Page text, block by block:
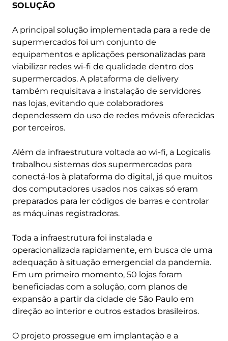
SOLUÇÃO
A principal solução implementada para a rede de
supermercados foi um conjunto de
equipamentos e aplicações personalizadas para
viabilizar redes wi-fi de qualidade dentro dos
supermercados. A plataforma de delivery
também requisitava a instalação de servidores
nas lojas, evitando que colaboradores
dependessem do uso de redes móveis oferecidas
por terceiros.
Além da infraestrutura voltada ao wi-fi, a Logicalis
trabalhou sistemas dos supermercados para
conectá-los à plataforma do digital, já que muitos
dos computadores usados nos caixas só eram
preparados para ler códigos de barras e controlar
as máquinas registradoras.
Toda a infraestrutura foi instalada e
operacionalizada rapidamente, em busca de uma
adequação à situação emergencial da pandemia.
Em um primeiro momento, 50 lojas foram
beneficiadas com a solução, com planos de
expansão a partir da cidade de São Paulo em
direção ao interior e outros estados brasileiros.
O projeto prossegue em implantação e a